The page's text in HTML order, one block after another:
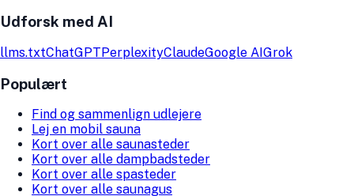
Udforsk med AI
llms.txtChatGPTPerplexityClaudeGoogle AIGrok
Populært
Find og sammenlign udlejere
Lej en mobil sauna
Kort over alle saunasteder
Kort over alle dampbadsteder
Kort over alle spasteder
Kort over alle saunagus